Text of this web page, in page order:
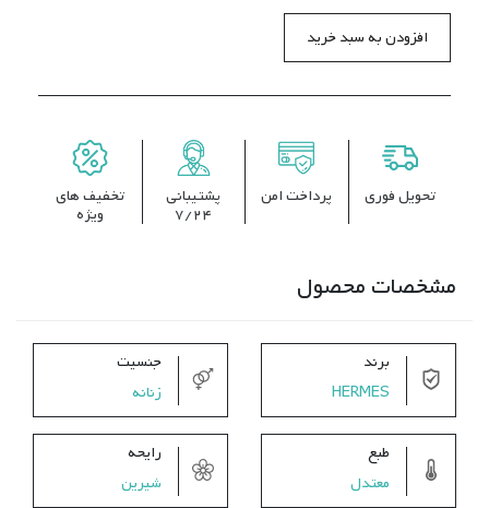
افزودن به سبد خرید
تحویل فوری پرداخت امن پشتیبانی
7/24
تخفیف های
ویژه
مشخصات محصول
برند
HERMES
جنسیت
زنانه
طبع
معتدل
رایحه
شیرین